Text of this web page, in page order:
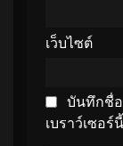
เว็บไซต์
บันทึกชื่อ
เบราว์เซอ